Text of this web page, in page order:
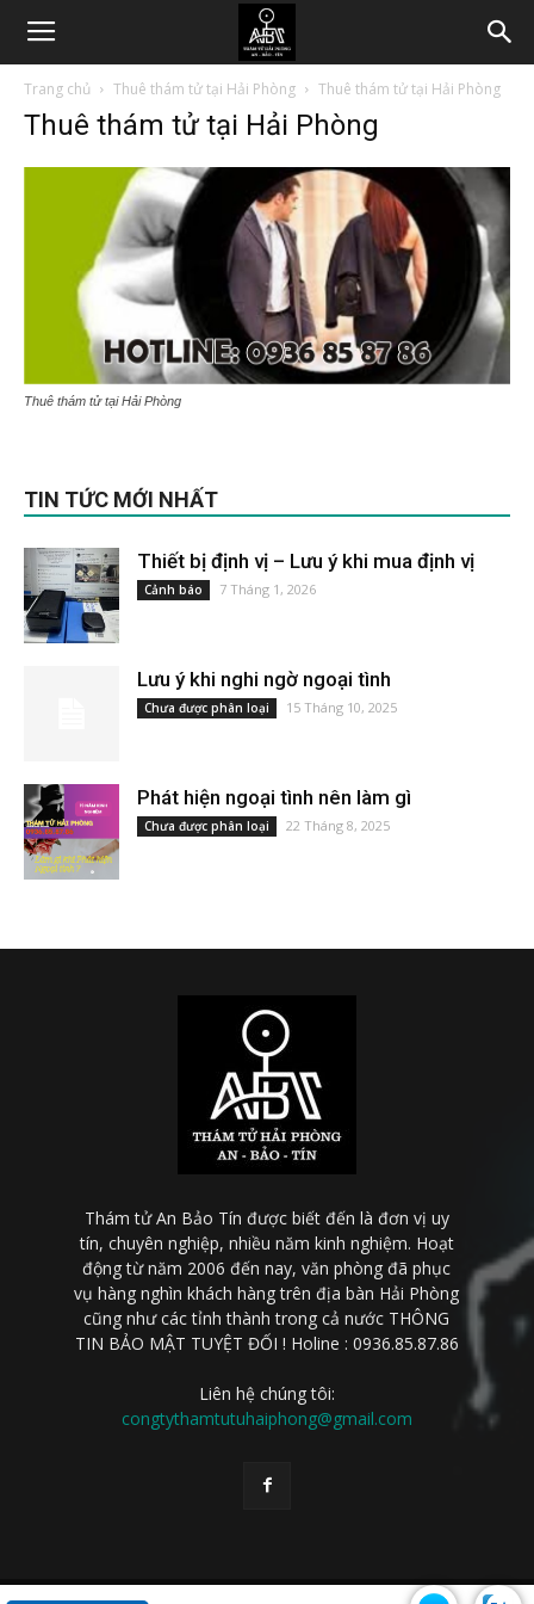
Trang chủ Thuê thám tử tại Hải Phòng Thuê thám tử tại Hải Phòng
Thuê thám tử tại Hải Phòng
Thuê thám tử tại Hải Phòng
TIN TỨC MỚI NHẤT
Thiết bị định vị – Lưu ý khi mua định vị
Cảnh báo 7 Tháng 1, 2026
Lưu ý khi nghi ngờ ngoại tình
Chưa được phân loại 15 Tháng 10, 2025
Phát hiện ngoại tình nên làm gì
Chưa được phân loại 22 Tháng 8, 2025
Thám tử An Bảo Tín được biết đến là đơn vị uy
tín, chuyên nghiệp, nhiều năm kinh nghiệm. Hoạt
động từ năm 2006 đến nay, văn phòng đã phục
vụ hàng nghìn khách hàng trên địa bàn Hải Phòng
cũng như các tỉnh thành trong cả nước THÔNG
TIN BẢO MẬT TUYỆT ĐỐI ! Holine : 0936.85.87.86
Liên hệ chúng tôi:
congtythamtutuhaiphong@gmail.com